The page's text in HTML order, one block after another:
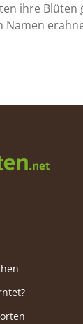
ihre Blüten
Namen